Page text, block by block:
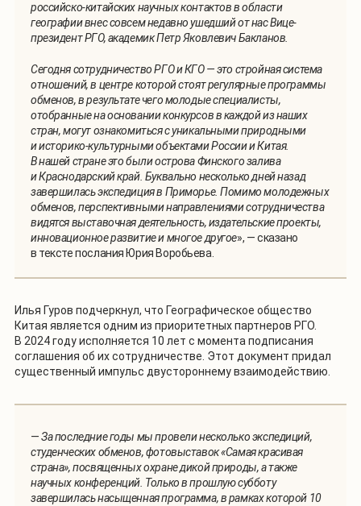
российско-китайских научных контактов в области
географии внес совсем недавно ушедший от нас Вице-
президент РГО, академик Петр Яковлевич Бакланов.
Сегодня сотрудничество РГО и КГО — это стройная система
отношений, в центре которой стоят регулярные программы
обменов, в результате чего молодые специалисты,
отобранные на основании конкурсов в каждой из наших
стран, могут ознакомиться с уникальными природными
и историко-культурными объектами России и Китая.
В нашей стране это были острова Финского залива
и Краснодарский край. Буквально несколько дней назад
завершилась экспедиция в Приморье. Помимо молодежных
обменов, перспективными направлениями сотрудничества
видятся выставочная деятельность, издательские проекты,
инновационное развитие и многое другое», — сказано
в тексте послания Юрия Воробьева.
Илья Гуров подчеркнул, что Географическое общество
Китая является одним из приоритетных партнеров РГО.
В 2024 году исполняется 10 лет с момента подписания
соглашения об их сотрудничестве. Этот документ придал
существенный импульс двустороннему взаимодействию.
—За последние годы мы провели несколько экспедиций,
студенческих обменов, фотовыставок «Самая красивая
страна», посвященных охране дикой природы, а также
научных конференций. Только в прошлую субботу
завершилась насыщенная программа, в рамках которой 10